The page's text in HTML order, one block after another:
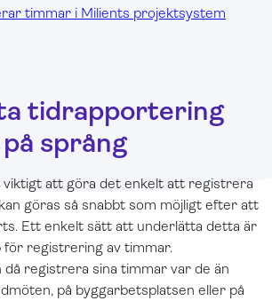
timmar i Milients projektsystem
tidrapportering
språng
viktigt att göra det enkelt att registrera
göras så snabbt som möjligt efter att
Ett enkelt sätt att underlätta detta är
för registrering av timmar.
då registrera sina timmar var de än
på byggarbetsplatsen eller på